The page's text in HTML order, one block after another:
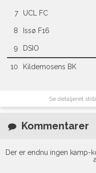
7 UCL FC
8 Issø F16
9 DSIO
10 Kildemosens BK
Se detaljeret
Kommentarer
Der er endnu ingen kamp-